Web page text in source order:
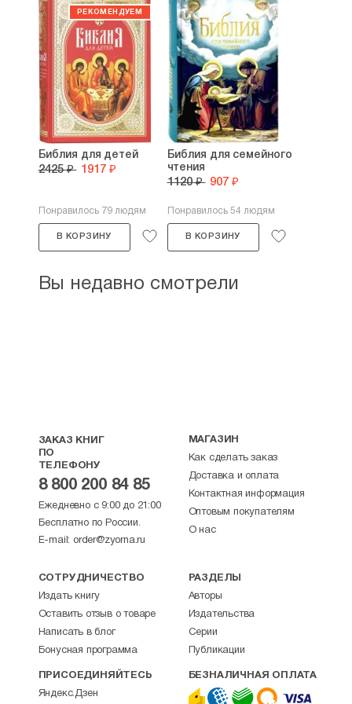
Библия для детей
2425 ₽ 1917 ₽
Понравилось 79 людям
В КОРЗИНУ
Библия для семейного
чтения
1120 ₽ 907 ₽
Понравилось 54 людям
В КОРЗИНУ
Вы недавно смотрели
ЗАКАЗ КНИГ
ПО
ТЕЛЕФОНУ
8 800 200 84 85
Ежедневно с 9:00 до 21:00
Бесплатно по России.
E-mail: order@zyorna.ru
МАГАЗИН
Как сделать заказ
Доставка и оплата
Контактная информация
Оптовым покупателям
О нас
СОТРУДНИЧЕСТВО
Издать книгу
Оставить отзыв о товаре
Написать в блог
Бонусная программа
РАЗДЕЛЫ
Авторы
Издательства
Серии
Публикации
ПРИСОЕДИНЯЙТЕСЬ
Яндекс.Дзен
БЕЗНАЛИЧНАЯ ОПЛАТА